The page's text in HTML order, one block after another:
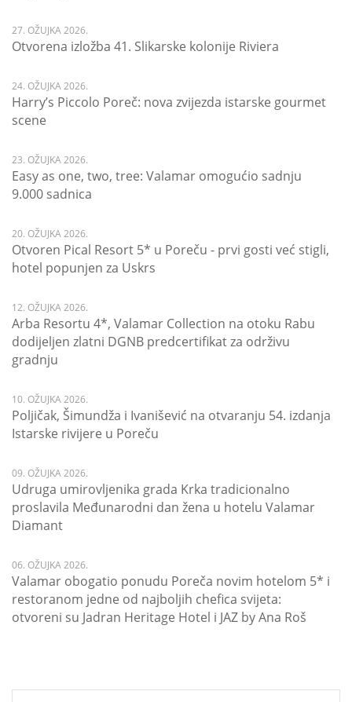
27. OŽUJKA 2026.
Otvorena izložba 41. Slikarske kolonije Riviera
24. OŽUJKA 2026.
Harry’s Piccolo Poreč: nova zvijezda istarske gourmet
scene
23. OŽUJKA 2026.
Easy as one, two, tree: Valamar omogućio sadnju
9.000 sadnica
20. OŽUJKA 2026.
Otvoren Pical Resort 5* u Poreču - prvi gosti već stigli,
hotel popunjen za Uskrs
12. OŽUJKA 2026.
Arba Resortu 4*, Valamar Collection na otoku Rabu
dodijeljen zlatni DGNB predcertifikat za održivu
gradnju
10. OŽUJKA 2026.
Poljičak, Šimundža i Ivanišević na otvaranju 54. izdanja
Istarske rivijere u Poreču
09. OŽUJKA 2026.
Udruga umirovljenika grada Krka tradicionalno
proslavila Međunarodni dan žena u hotelu Valamar
Diamant
06. OŽUJKA 2026.
Valamar obogatio ponudu Poreča novim hotelom 5* i
restoranom jedne od najboljih chefica svijeta:
otvoreni su Jadran Heritage Hotel i JAZ by Ana Roš